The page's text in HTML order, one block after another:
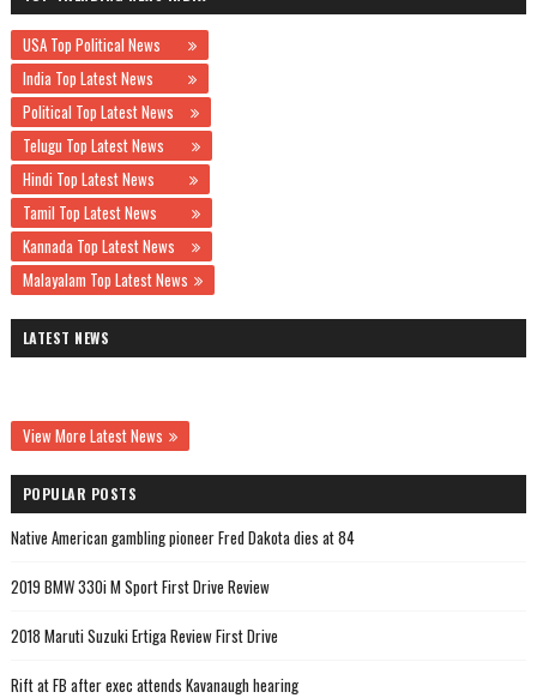
USA Top Political News
India Top Latest News
Political Top Latest News
Telugu Top Latest News
Hindi Top Latest News
Tamil Top Latest News
Kannada Top Latest News
Malayalam Top Latest News
LATEST NEWS
View More Latest News
POPULAR POSTS
Native American gambling pioneer Fred Dakota dies at 84
2019 BMW 330i M Sport First Drive Review
2018 Maruti Suzuki Ertiga Review First Drive
Rift at FB after exec attends Kavanaugh hearing